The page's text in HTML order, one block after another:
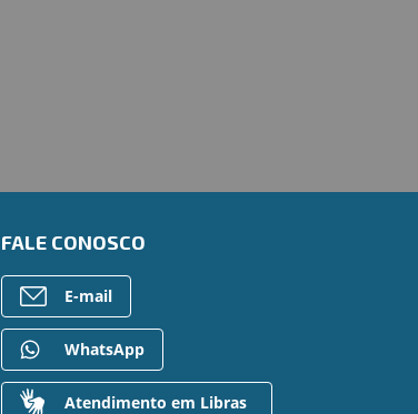
FALE CONOSCO
E-mail
WhatsApp
Atendimento em Libras